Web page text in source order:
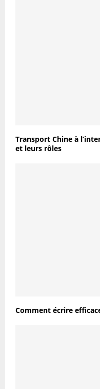
Transport Chine à
et leurs rôles
Comment écrire